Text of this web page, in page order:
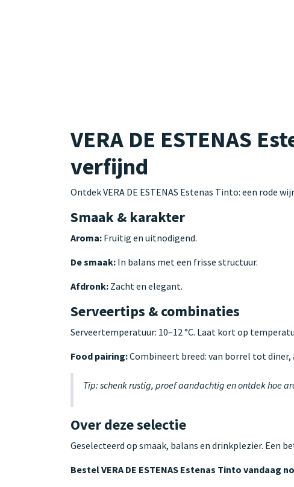
VERA DE ESTENAS
verfijnd
Ontdek VERA DE ESTENAS Estenas Tinto: een rode
Smaak & karakter
Aroma: Fruitig en uitnodigend.
De smaak: In balans met een frisse structuur.
Afdronk: Zacht en elegant.
Serveertips & combinaties
Serveertemperatuur: 10–12 °C. Laat kort op
Food pairing:Combineert breed: van borrel tot diner,
Tip: schenk rustig, proef aandachtig en ontdek hoe
Over deze selectie
Geselecteerd op smaak, balans en drinkplezier. Een
Bestel VERA DE ESTENAS Estenas Tinto vandaag